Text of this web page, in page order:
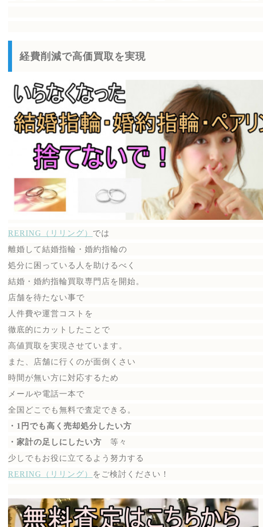
経費削減で高価買取を実現
RERING（リリング） では
離婚して結婚指輪・婚約指輪の
処分に困っている人を助けるべく
結婚・婚約指輪買取専門店を開始。
店舗を待たない事で
人件費や運営コストを
徹底的にカットしたことで
高値買取を実現させています。
また、店舗に行くのが面倒くさい
時間が無い方に対応するため
メールや電話一本で
全国どこでも無料で査定できる。
・1円でも高く売却処分したい方
・家計の足しにしたい方 等々
少しでもお役に立てるよう努力する
RERING（リリング）
を ご検討ください！